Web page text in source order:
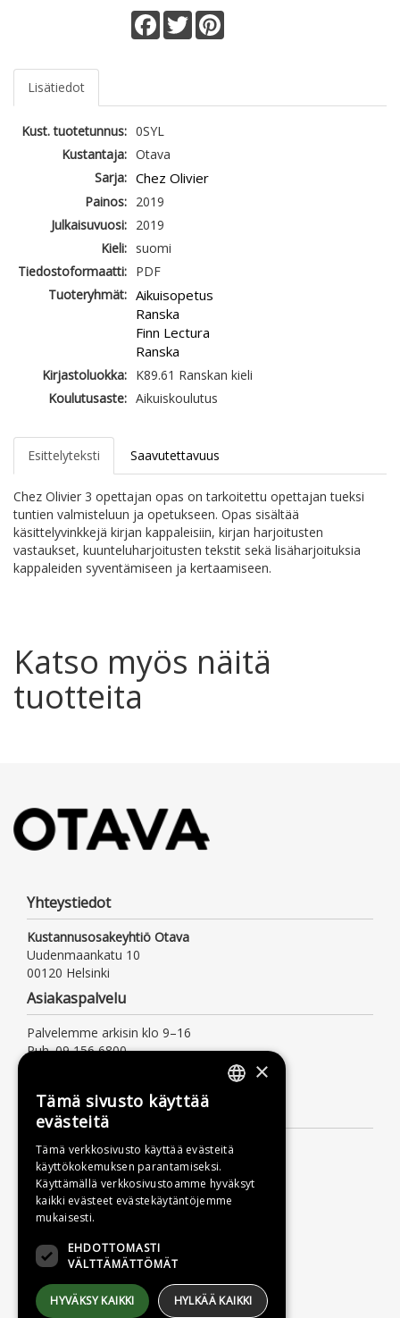
Facebook
Twitter
Lisätiedot
Kust. tuotetunnus: 0SYL
Kustantaja: Otava
Sarja: Chez Olivier
Painos: 2019
Julkaisuvuosi: 2019
Kieli: suomi
Tiedostoformaatti: PDF
Tuoteryhmät: Aikuisopetus
Ranska
Finn Lectura
Ranska
Kirjastoluokka: K89.61 Ranskan kieli
Koulutusaste: Aikuiskoulutus
Esittelyteksti Saavutettavuus
Chez Olivier 3 opettajan opas on tarkoitettu opettajan tueksi
tuntien valmisteluun ja opetukseen. Opas sisältää
käsittelyvinkkejä kirjan kappaleisiin, kirjan harjoitusten
vastaukset, kuunteluharjoitusten tekstit sekä lisäharjoituksia
kappaleiden syventämiseen ja kertaamiseen.
Katso myös näitä
tuotteita
Yhteystiedot
Kustannusosakeyhtiö Otava
Uudenmaankatu 10
00120 Helsinki
Asiakaspalvelu
Palvelemme arkisin klo 9–16
Puh. 09 156 6800
Lisätietoa
Toimitusehdot
Käyttöohjeet
Tietosuojaseloste
Saavutettavuusseloste
×
Tämä sivusto käyttää
evästeitä
Tämä verkkosivusto käyttää evästeitä
käyttökokemuksen parantamiseksi.
Käyttämällä verkkosivustoamme hyväksyt
kaikki evästeet evästekäytäntöjemme
mukaisesti.
EHDOTTOMASTI
VÄLTTÄMÄTTÖMÄT
HYVÄKSY KAIKKI HYLKÄÄ KAIKKI